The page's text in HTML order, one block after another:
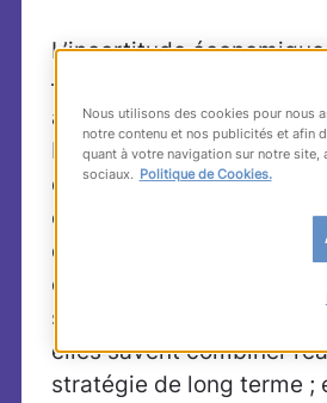
L’incertitude
– et cependant les
à innover, à investir, à
Elles naissent,
disparaissent parfois,
environnement
défis de la performance
compétitivité durable.
s’adapter plus vite – et
elles savent combiner
stratégie de long terme ;
Nous utilisons des cookies pour nous
notre contenu et nos publicités et afin
quant à votre navigation sur notre site,
sociaux. Politique de Cookies.